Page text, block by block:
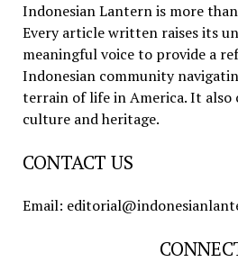
Indonesian Lantern is more
Every article written raises its
meaningful voice to provide a
Indonesian community
terrain of life in America. It also
culture and heritage.
CONTACT US
Email: